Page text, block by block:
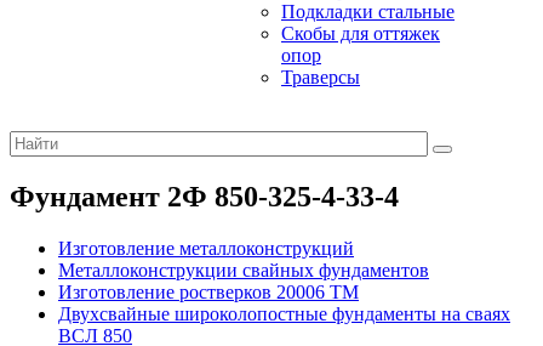
Подкладки стальные
Скобы для оттяжек
опор
Траверсы
Фундамент 2Ф 850-325-4-33-4
Изготовление металлоконструкций
Металлоконструкции свайных фундаментов
Изготовление ростверков 20006 ТМ
Двухсвайные широколопостные фундаменты на сваях
ВСЛ 850